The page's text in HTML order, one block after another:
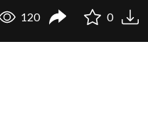
120 0